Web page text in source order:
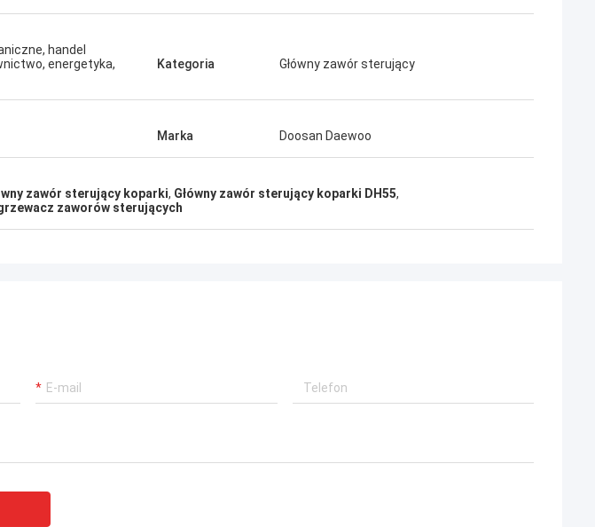
handel
energetyka,
Kategoria Główny zawór sterujący
Marka Doosan Daewoo
zawór sterujący koparki, Główny zawór sterujący koparki DH55,
zaworów sterujących